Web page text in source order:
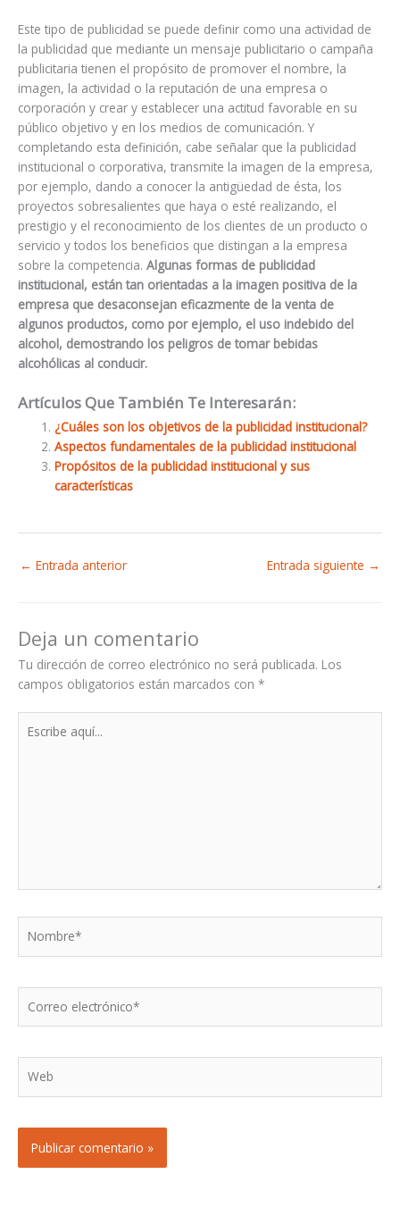
Este tipo de publicidad se puede definir como una actividad de
la publicidad que mediante un mensaje publicitario o campaña
publicitaria tienen el propósito de promover el nombre, la
imagen, la actividad o la reputación de una empresa o
corporación y crear y establecer una actitud favorable en su
público objetivo y en los medios de comunicación. Y
completando esta definición, cabe señalar que la publicidad
institucional o corporativa, transmite la imagen de la empresa,
por ejemplo, dando a conocer la antigüedad de ésta, los
proyectos sobresalientes que haya o esté realizando, el
prestigio y el reconocimiento de los clientes de un producto o
servicio y todos los beneficios que distingan a la empresa
sobre la competencia. Algunas formas de publicidad
institucional, están tan orientadas a la imagen positiva de la
empresa que desaconsejan eficazmente de la venta de
algunos productos, como por ejemplo, el uso indebido del
alcohol, demostrando los peligros de tomar bebidas
alcohólicas al conducir.
Artículos Que También Te Interesarán:
¿Cuáles son los objetivos de la publicidad institucional?
Aspectos fundamentales de la publicidad institucional
Propósitos de la publicidad institucional y sus
características
← Entrada anterior Entrada siguiente →
Deja un comentario
Tu dirección de correo electrónico no será publicada. Los
campos obligatorios están marcados con *
aquí...
electrónico*